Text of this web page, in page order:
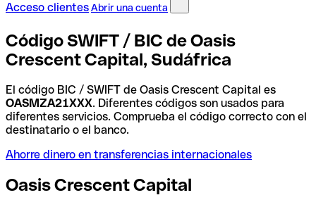
Acceso clientesAbrir una cuenta
Código SWIFT / BIC de Oasis
Crescent Capital, Sudáfrica
El código BIC / SWIFT de Oasis Crescent Capital es
OASMZA21XXX. Diferentes códigos son usados para
diferentes servicios. Comprueba el código correcto con el
destinatario o el banco.
Ahorre dinero en transferencias internacionales
Oasis Crescent Capital